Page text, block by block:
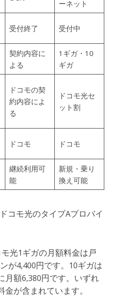
ーネット
受付終了 受付中
契約内容に
よる
1ギガ・10
ギガ
ドコモの契
約内容によ
る
ドコモ光セ
ット割
ドコモ ドコモ
継続利用可
能
新規・乗り
換え可能
コモ光のタイプAプロバイ
光1ギガの月額料金は戸
が4,400円です。10ギガは
月額6,380円です。いずれ
が含まれています。